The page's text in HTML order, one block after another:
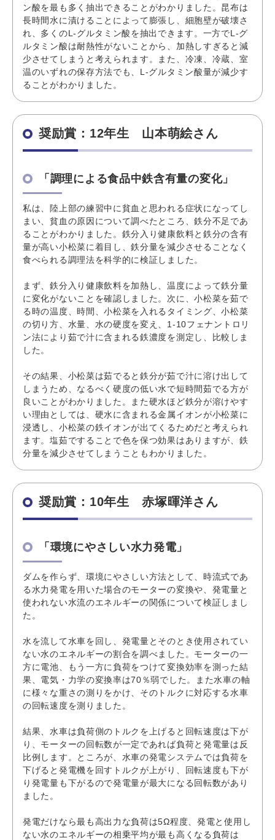
ン酸を最も多く抽出できることがわかりました。昆布は
長時間水に漬けることによって膨張し、細胞壁が破壊さ
れ、多くのL-グルタミン酸を抽出できます。一方でL-グ
ルタミン酸は耐熱性がないことから、加熱しすぎると減
少させてしまうと考えられます。また、冷凍、冷蔵、室
温のいずれの保存方法でも、L-グルタミン酸量が減少す
ることがわかりました。
奨励賞：12年生 山本萌絵さん
「調理による食品中鉄含有量の変化」
私は、陸上部の練習中に貧血と思われる症状になってし
まい、貧血の原因について調べたところ、鉄分不足であ
ることがわかりました。鉄分入り健康飲料と鉄分の含有
量が高い小松菜に着目し、鉄分量を減少させることなく
食べられる調理法を科学的に検証しました。
まず、鉄分入り健康飲料を加熱し、温度によって鉄分量
に変化がないことを確認しました。次に、小松菜を茹で
る時の温度、時間、小松菜を入れるタイミング、小松菜
の切り方、水量、水の硬度を変え、1-10フェナントロリ
ン法により茹で汁に含まれる鉄濃度を測定し、比較しま
した。
その結果、小松菜は茹でると鉄分が茹で汁に溶け出して
しまうため、なるべく硬度の低い水で短時間茹でる方が
良いことがわかりました。また硬水ほど鉄分が溶けやす
い理由としては、硬水に含まれる金属イオンが小松菜に
浸透し、小松菜の鉄イオンが出てくるためだと考えられ
ます。塩茹ですることで色を保つ効果はありますが、鉄
分量を減少させてしまうこともわかりました。
奨励賞：10年生 赤塚暉洋さん
「環境にやさしい水力発電」
ダムを作らず、環境にやさしい方法として、時流式であ
る水力発電を用いた場合のモーターの変換や、発電量と
使われない水流のエネルギーの関係について検証しまし
た。
水を流して水車を回し、発電量とそのとき使用されてい
ない水のエネルギーの割合を調べました。モーターの一
方に電池、もう一方に負荷をつけて変換効率を測った結
果、電気・力学の変換率は70％弱でした。また水車の軸
に様々な重さの測りをかけ、そのトルクに対応する水車
の回転速度を測りました。
結果、水車は負荷側のトルクを上げると回転速度は下が
り、モーターの回転数が一定であれば負荷と発電量は反
比例します。ところが、水車の発電システムでは負荷を
下げると発電機を回すトルクが上がり、回転速度も下が
り発電量も下がるので発電量が最大になる回転数があり
ました。
発電だけなら最も高出力な負荷は5Ω程度、発電と使用し
ない水のエネルギーの相乗平均が最も高くなる負荷は